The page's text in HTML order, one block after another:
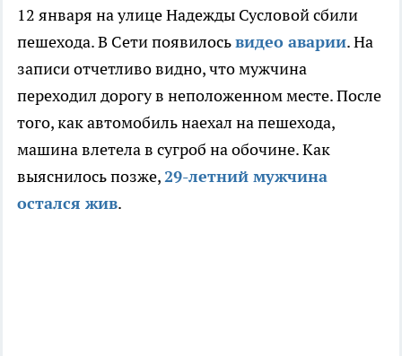
12 января на улице Надежды Сусловой сбили
пешехода. В Сети появилосьвидео аварии. На
записи отчетливо видно, что мужчина
переходил дорогу в неположенном месте. После
того, как автомобиль наехал на пешехода,
машина влетела в сугроб на обочине. Как
выяснилось позже,29-летний мужчина
остался жив.